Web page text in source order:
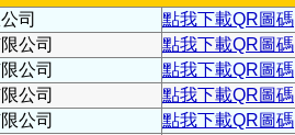
司
點我下載QR圖碼
公司
點我下載QR圖碼
公司
點我下載QR圖碼
公司
點我下載QR圖碼
公司
點我下載QR圖碼